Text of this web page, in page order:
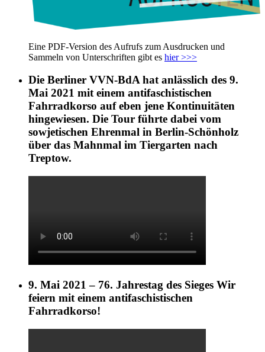
Eine PDF-Version des Aufrufs zum Ausdrucken und
Sammeln von Unterschriften gibt es hier >>>
Die Berliner VVN-BdA hat anlässlich des 9.
Mai 2021 mit einem antifaschistischen
Fahrradkorso auf eben jene Kontinuitäten
hingewiesen. Die Tour führte dabei vom
sowjetischen Ehrenmal in Berlin-Schönholz
über das Mahnmal im Tiergarten nach
Treptow.
9. Mai 2021 – 76. Jahrestag des Sieges Wir
feiern mit einem antifaschistischen
Fahrradkorso!